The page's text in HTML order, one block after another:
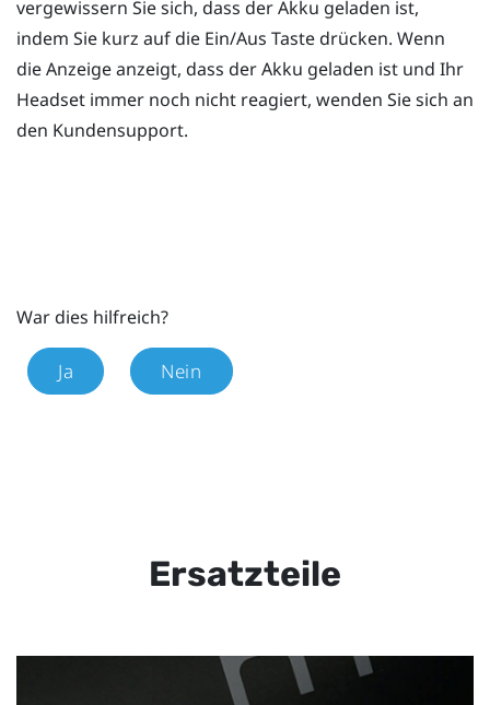
vergewissern Sie sich, dass der Akku geladen ist,
indem Sie kurz auf die Ein/Aus Taste drücken. Wenn
die Anzeige anzeigt, dass der Akku geladen ist und Ihr
Headset immer noch nicht reagiert, wenden Sie sich an
den Kundensupport.
War dies hilfreich?
Ja Nein
Ersatzteile